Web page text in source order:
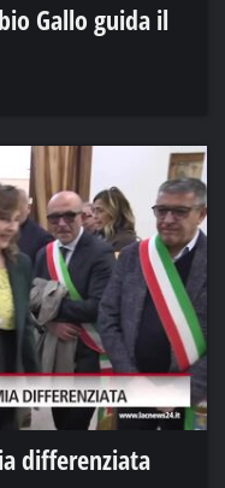
Gallo guida il
differenziata